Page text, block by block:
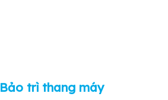
Bảo trì thang máy